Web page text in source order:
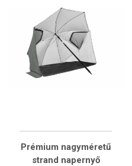
Prémium nagyméretű
strand napernyő